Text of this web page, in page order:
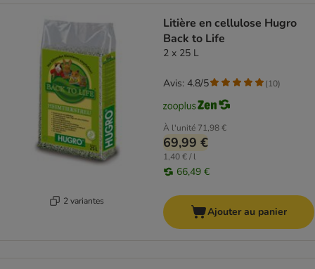
2 variantes
Litière en cellulose Hugro
Back to Life
2 x 25 L
À l'unité 71,98 €
69,99 €
1,40 € / l
66,49 €
Avis: 4.8/5 (10)
Ajouter au panier